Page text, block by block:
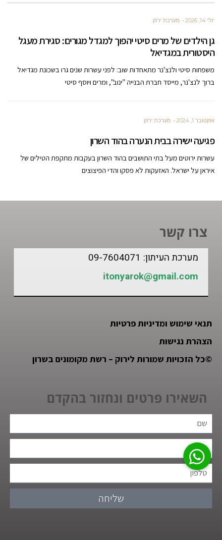
יולי 14, 2026 מערכת ירוק
גן הילדים של מרים סיטי יהפוך למגדל מגורים: סגירת מעגל
היסטורית במגדיאל
משפחות סיטי ולנצ'נר מתאחדות שוב: לפני עשרות שנים גרו בשכונת מגדיאל
ברוך לנצ'נר, מייסד חברת הבנייה "ינוב", ומרים ויוסף סיטי
אוקטובר 1, 2024 מערכת ירוק
פגיעה ישירה בבית הנערה בהוד השרון
עשרות ירוטים מעל בתי התושבים בהוד השרון בעקבות מתקפת הטילים של
איראן על ישראל. האזעקות לא פסקו והדי הפיצוצים
צרו קשר
מערכת העיתון: 09-7604071
itonyarok@gmail.com
תנאי שימוש ומדיניות פרטיות
הצהרת נגישות
©כל הזכויות שמורות לירוק – רשת מקומונים בשרון
השאירו פרטים ונחזור בהקדם
שליחה